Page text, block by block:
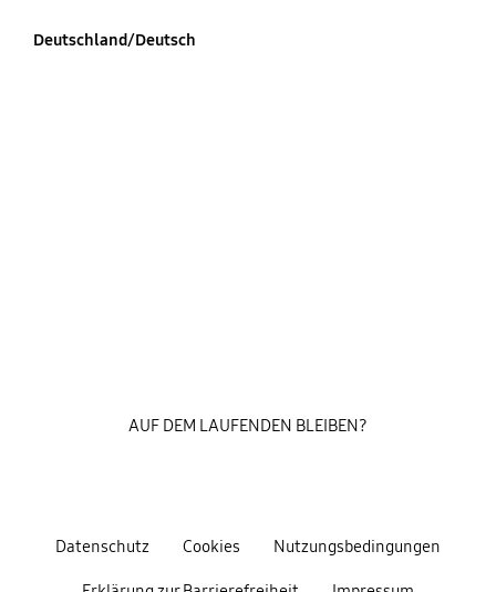
Deutschland/Deutsch
Datenschutz Cookies Nutzungsbedingungen
AUF DEM LAUFENDEN BLEIBEN?